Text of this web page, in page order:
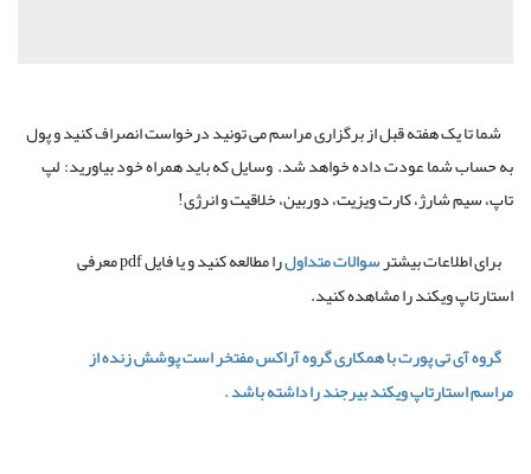
شما تا یک هفته قبل از برگزاری مراسم می تونید درخواست انصراف کنید و پول
به حساب شما عودت داده خواهد شد. وسایل که باید همراه خود بیاورید: لپ
تاپ، سیم شارژ، کارت ویزیت، دوربین، خلاقیت و انرژی!
برای اطلاعات بیشترسوالات متداول
را مطالعه کنید و یا فایل pdf معرفی
استارتاپ ویکند را مشاهده کنید.
گروه آی تی پورت با همکاری گروه آراکس مفتخر است پوشش زنده از
مراسم استارتاپ ویکند بیرجند را داشته باشد .